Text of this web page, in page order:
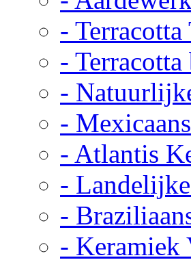
- Terracotta
-
-
-
- Atlantis
-
-
-